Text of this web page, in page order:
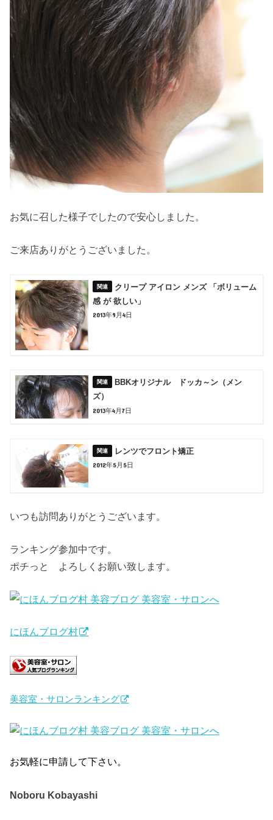
お気に召した様子でしたので安心しました。
ご来店ありがとうございました。
クリープ アイロン メンズ 「ボリューム
感 が 欲しい」
2013年9月4日
BBKオリジナル ドッカ～ン（メン
ズ）
2013年4月7日
レンツでフロント矯正
2012年5月5日
いつも訪問ありがとうございます。
ランキング参加中です。
ポチっと よろしくお願い致します。
にほんブログ村
美容室・サロンランキング
お気軽に申請して下さい。
Noboru Kobayashi